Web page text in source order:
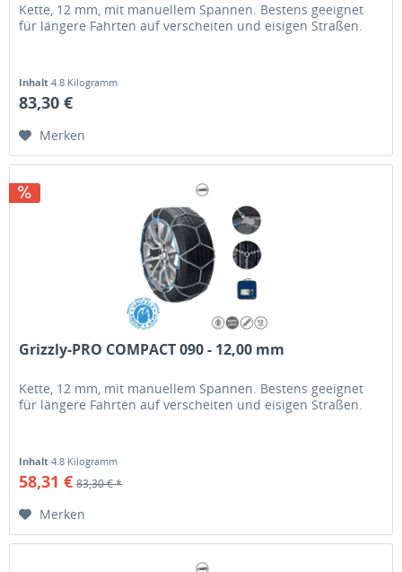
Kette, 12 mm, mit manuellem Spannen. Bestens geeignet
für längere Fahrten auf verscheiten und eisigen Straßen.
Inhalt4.8 Kilogramm
83,30 €
Merken
Grizzly-PRO COMPACT 090 - 12,00 mm
Kette, 12 mm, mit manuellem Spannen. Bestens geeignet
für längere Fahrten auf verscheiten und eisigen Straßen.
Inhalt4.8 Kilogramm
58,31 € 83,30 € *
Merken